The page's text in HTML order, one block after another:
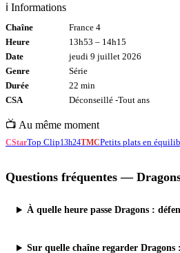
ℹ️ Informations
Chaîne
France 4
Heure
13h53 – 14h15
Date
jeudi 9 juillet 2026
Genre
Série
Durée
22 min
CSA
Déconseillé -Tout ans
📺 Au même moment
CStarTop Clip13h24TMCPetits plats en
Questions fréquentes —
À quelle heure passe Dragons :
Sur quelle chaîne regarder Dragons